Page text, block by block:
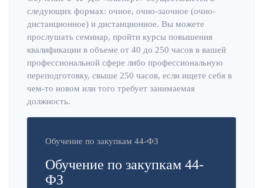
следующих формах: очное, очно-заочное (очно-
дистанционное) и дистанционное. Вы можете
прослушать семинар, пройти курсы повышения
квалификации в объеме от 40 до 250 часов в вашей
профессиональной сфере либо профессиональную
переподготовку, свыше 250 часов, если ищете себя в
чем-то новом или того требует занимаемая
должность.
Обучение по закупкам 44-ФЗ
Обучение по закупкам 44-
ФЗ